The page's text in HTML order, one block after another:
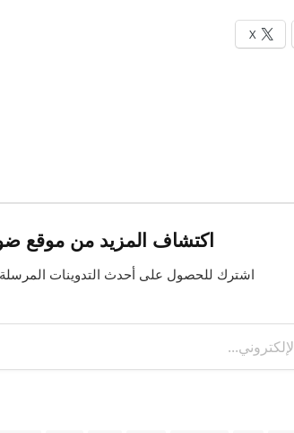
X
اكتشاف المزيد من موقع
اشترك للحصول على أحدث التدوينات المرسلة